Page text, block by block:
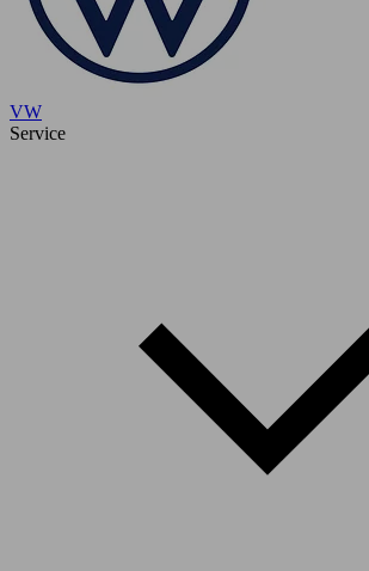
VW
Service